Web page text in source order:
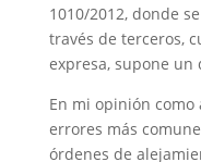
1010/2012, donde
través de terceros,
expresa, supone
En mi opinión como
errores más
órdenes de